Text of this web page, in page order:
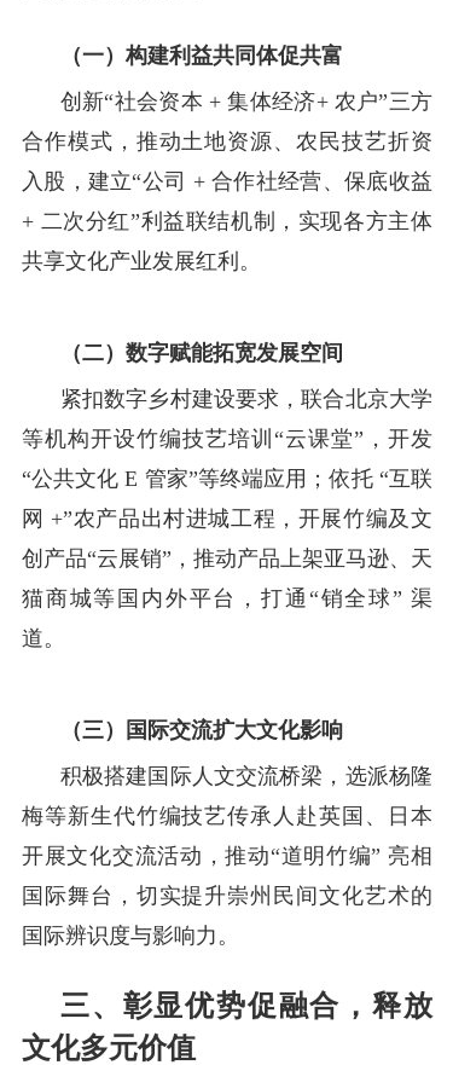
（一）构建利益共同体促共富
创新“社会资本 + 集体经济+ 农户”三方
合作模式，推动土地资源、农民技艺折资
入股，建立“公司 + 合作社经营、保底收益
+ 二次分红”利益联结机制，实现各方主体
共享文化产业发展红利。
（二）数字赋能拓宽发展空间
紧扣数字乡村建设要求，联合北京大学
等机构开设竹编技艺培训“云课堂”，开发
“公共文化 E 管家”等终端应用；依托 “互联
网 +”农产品出村进城工程，开展竹编及文
创产品“云展销”，推动产品上架亚马逊、天
猫商城等国内外平台，打通“销全球” 渠
道。
（三）国际交流扩大文化影响
积极搭建国际人文交流桥梁，选派杨隆
梅等新生代竹编技艺传承人赴英国、日本
开展文化交流活动，推动“道明竹编” 亮相
国际舞台，切实提升崇州民间文化艺术的
国际辨识度与影响力。
三、彰显优势促融合，释放
文化多元价值